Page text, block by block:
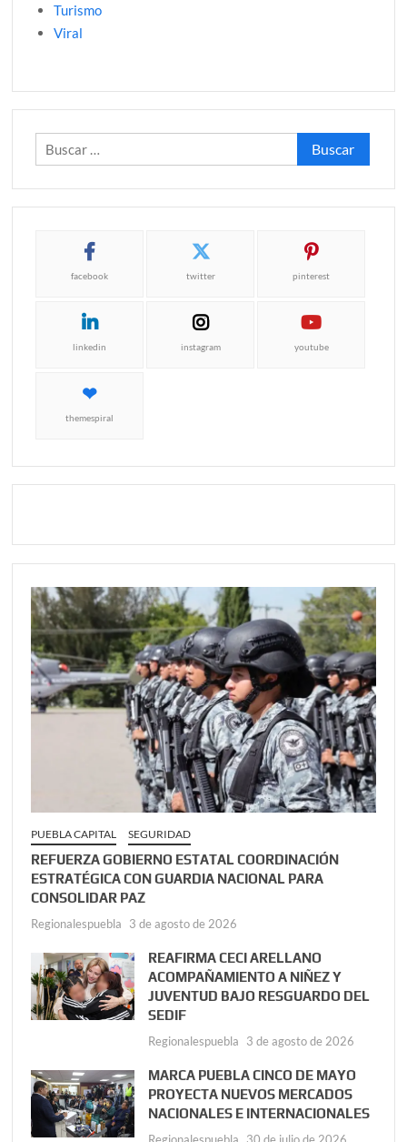
Turismo
Viral
Buscar:
facebook twitter pinterest
linkedin instagram youtube
themespiral
PUEBLA CAPITAL SEGURIDAD
REFUERZA GOBIERNO ESTATAL COORDINACIÓN
ESTRATÉGICA CON GUARDIA NACIONAL PARA
CONSOLIDAR PAZ
Regionalespuebla 3 de agosto de 2026
REAFIRMA CECI ARELLANO
ACOMPAÑAMIENTO A NIÑEZ Y
JUVENTUD BAJO RESGUARDO DEL
SEDIF
Regionalespuebla 3 de agosto de 2026
MARCA PUEBLA CINCO DE MAYO
PROYECTA NUEVOS MERCADOS
NACIONALES E INTERNACIONALES
Regionalespuebla 30 de julio de 2026